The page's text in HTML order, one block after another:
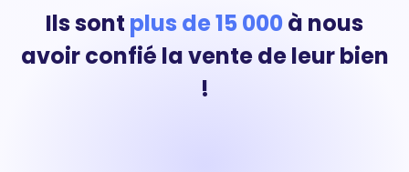
Ils sont plus de 15 000à nous
avoir confié la vente de leur bien
!